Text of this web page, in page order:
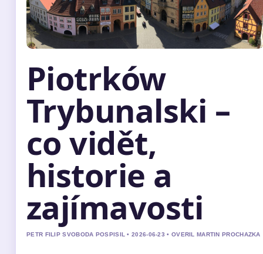
Piotrków
Trybunalski –
co vidět,
historie a
zajímavosti
PETR FILIP SVOBODA POSPISIL • 2026-06-23 • OVERIL MARTIN PROCHAZKA